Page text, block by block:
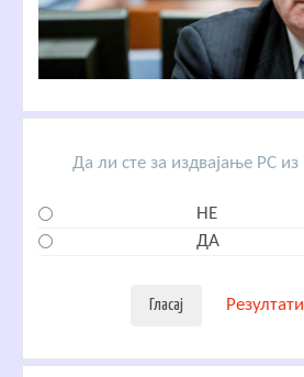
Да ли сте за издвајање РС
НЕ
ДА